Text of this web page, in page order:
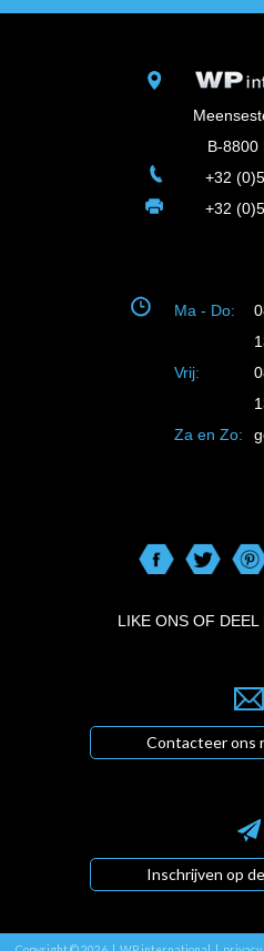
B-8800
+32
+32
Ma - Do:
Vrij:
Za en Zo:
LIKE ONS OF
Contacteer ons
Inschrijven op